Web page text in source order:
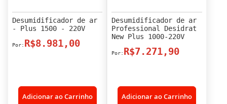
Desumidificador de ar
- Plus 1500 - 220V
R$8.981,00
Adicionar ao Carrinho
Desumidificador de ar
Professional Desidrat
New Plus 1000-220V
R$7.271,90
Adicionar ao Carrinho